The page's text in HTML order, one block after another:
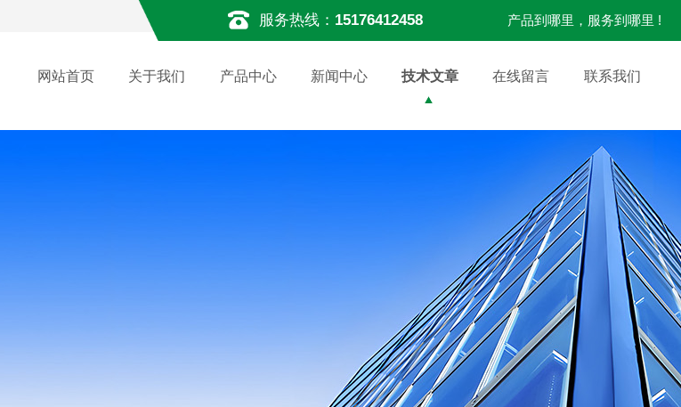
服务热线： 15176412458 产品到哪里，服务到哪里 !
网站首页 关于我们 产品中心 新闻中心 技术文章 在线留言 联系我们